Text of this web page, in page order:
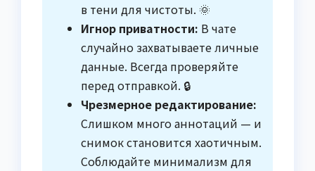
в тени для чистоты. 🌞
Игнор приватности: В чате
случайно захватываете личные
данные. Всегда проверяйте
перед отправкой. 🔒
Чрезмерное редактирование:
Слишком много аннотаций — и
снимок становится хаотичным.
Соблюдайте минимализм для